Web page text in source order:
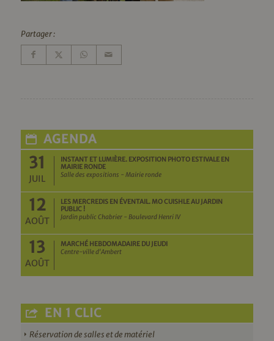
Partager :
AGENDA
31
JUIL
INSTANT ET LUMIÈRE. EXPOSITION PHOTO ESTIVALE EN
MAIRIE RONDE
Salle des expositions - Mairie ronde
12
AOÛT
LES MERCREDIS EN ÉVENTAIL. MO CUISHLE AU JARDIN
PUBLIC !
Jardin public Chabrier - Boulevard Henri IV
13
AOÛT
MARCHÉ HEBDOMADAIRE DU JEUDI
Centre-ville d'Ambert
EN 1 CLIC
Réservation de salles et de matériel